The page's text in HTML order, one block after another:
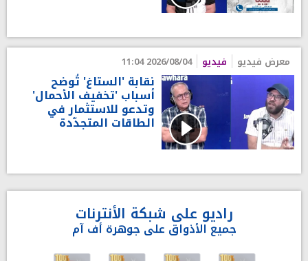
معرض فيديو فيديو 2026/08/04 11:04
نقابة 'الستاغ' تُوضح
أسباب 'تخفيف الأحمال'
وتدعو للاستثمار في
الطاقات المتجدّدة
راديو على شبكة الأنترنات
جميع الأذواق على جوهرة أف آم